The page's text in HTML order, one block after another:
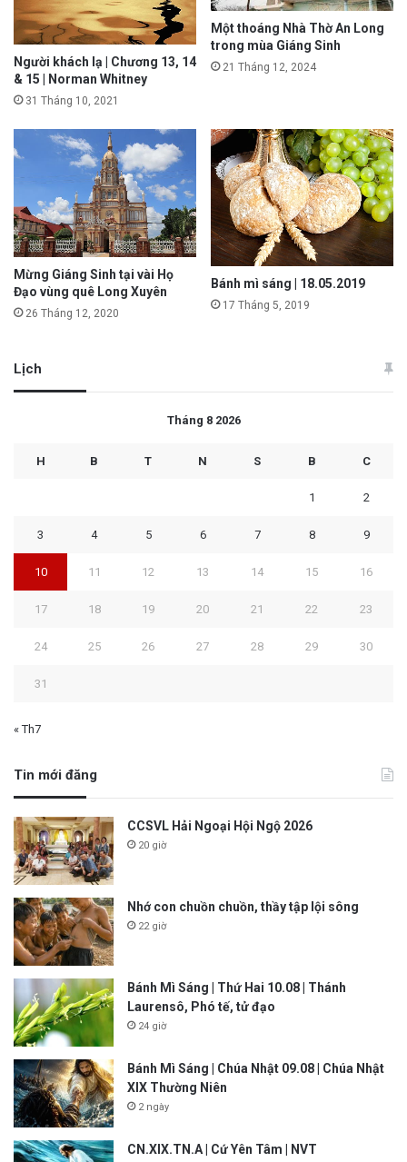
Người khách lạ | Chương 13, 14
& 15 | Norman Whitney
31 Tháng 10, 2021
Một thoáng Nhà Thờ An Long
trong mùa Giáng Sinh
21 Tháng 12, 2024
Mừng Giáng Sinh tại vài Họ
Đạo vùng quê Long Xuyên
26 Tháng 12, 2020
Bánh mì sáng | 18.05.2019
17 Tháng 5, 2019
Lịch
Tháng 8 2026
H B T N S B C
1 2
3 4 5 6 7 8 9
10 11 12 13 14 15 16
17 18 19 20 21 22 23
24 25 26 27 28 29 30
31
« Th7
Tin mới đăng
CCSVL Hải Ngoại Hội Ngộ 2026
20 giờ
Nhớ con chuồn chuồn, thầy tập lội sông
22 giờ
Bánh Mì Sáng | Thứ Hai 10.08 | Thánh
Laurensô, Phó tế, tử đạo
24 giờ
Bánh Mì Sáng | Chúa Nhật 09.08 | Chúa Nhật
XIX Thường Niên
2 ngày
CN.XIX.TN.A | Cứ Yên Tâm | NVT